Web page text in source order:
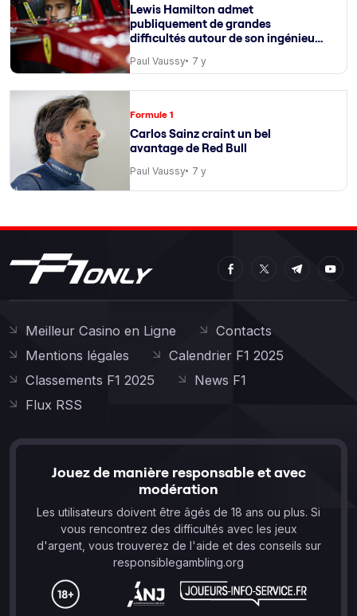
Lewis Hamilton admet
publiquement de grandes
difficultés autour de son ingénieur
Paul Vaussy 7 y
Formule 1
Carlos Sainz craint un bel
avantage de Red Bull
Paul Vaussy 7 y
Meilleur Casino en Ligne
Contacts
Mentions légales
Calendrier F1 2025
Classements F1 2025
News F1
Flux RSS
Jouez de manière responsable et avec
modération
Les utilisateurs doivent être âgés de 18 ans ou plus. Si
vous rencontrez des difficultés avec les jeux
d'argent, vous trouverez de l'aide et des conseils sur
responsiblegambling.org